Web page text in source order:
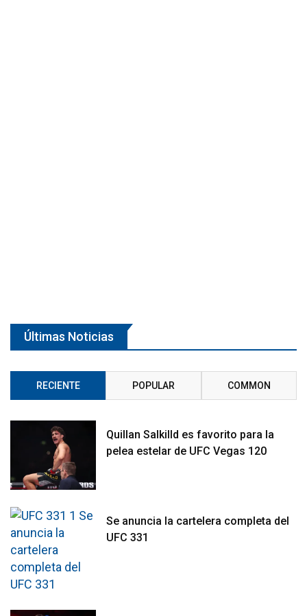
Últimas Noticias
RECIENTE POPULAR COMMON
Quillan Salkilld es favorito para la
pelea estelar de UFC Vegas 120
Se anuncia la cartelera completa del
UFC 331